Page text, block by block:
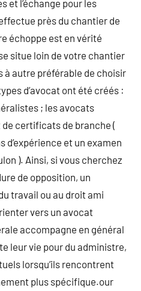
et l’échange pour les
près du chantier de
échoppe est en vérité
situe loin de votre chantier
à autre préférable de choisir
d’avocat ont été créés :
; les avocats
certificats de branche (
d’expérience et un examen
). Ainsi, si vous cherchez
de opposition, un
travail ou au droit ami
vers un avocat
accompagne en général
leur vie pour du administre,
lorsqu’ils rencontrent
plus spécifique.our